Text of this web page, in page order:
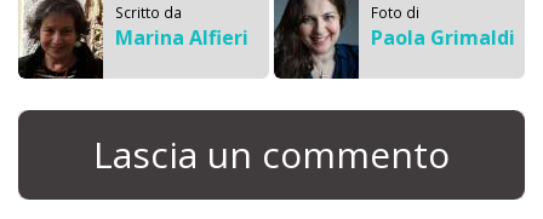
Scritto da
Marina Alfieri
Foto di
Paola Grimaldi
Lascia un commento